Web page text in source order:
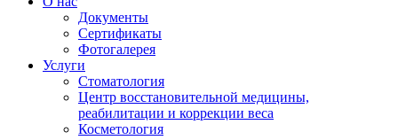
Документы
Сертификаты
Фотогалерея
Услуги
Стоматология
Центр восстановительной медицины,
реабилитации и коррекции веса
Косметология